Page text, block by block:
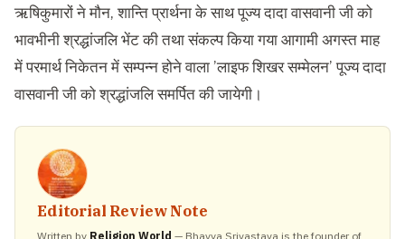
ऋषिकुमारों ने मौन, शान्ति प्रार्थना के साथ पूज्य दादा वासवानी जी को
भावभीनी श्रद्धांजलि भेंट की तथा संकल्प किया गया आगामी अगस्त माह
में परमार्थ निकेतन में सम्पन्न होने वाला ’लाइफ शिखर सम्मेलन’ पूज्य दादा
वासवानी जी को श्रद्धांजलि समर्पित की जायेगी।
Editorial Review Note
Written by Religion World — Bhavya Srivastava is the founder of